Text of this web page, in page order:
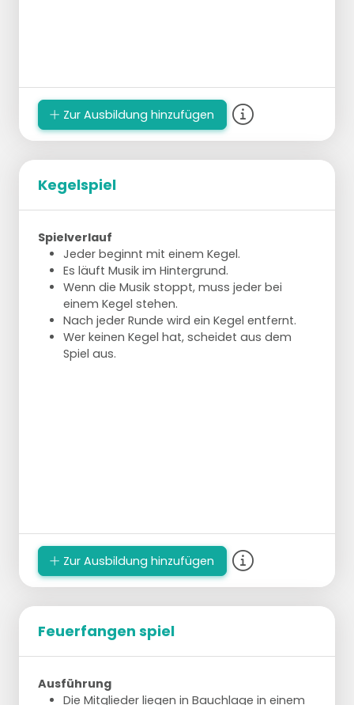
Zur Ausbildung hinzufügen
Kegelspiel
Spielverlauf
Jeder beginnt mit einem Kegel.
Es läuft Musik im Hintergrund.
Wenn die Musik stoppt, muss jeder bei
einem Kegel stehen.
Nach jeder Runde wird ein Kegel entfernt.
Wer keinen Kegel hat, scheidet aus dem
Spiel aus.
Zur Ausbildung hinzufügen
Feuerfangen spiel
Ausführung
Die Mitglieder liegen in Bauchlage in einem